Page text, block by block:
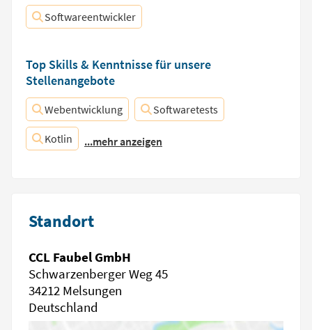
Softwareentwickler
Top Skills & Kenntnisse für unsere
Stellenangebote
Webentwicklung Softwaretests
Kotlin ...mehr anzeigen
Standort
CCL Faubel GmbH
Schwarzenberger Weg 45
34212 Melsungen
Deutschland